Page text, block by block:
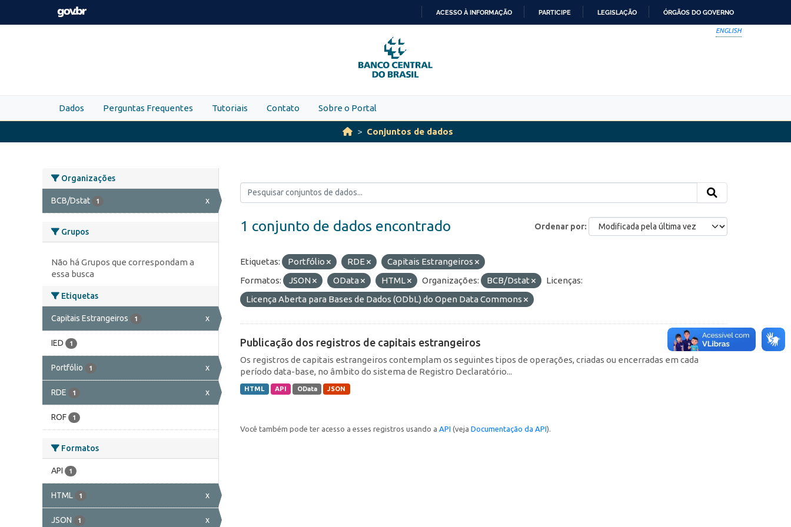
Skip to main content
PARA
O
CONTEÚDO
ACESSO À INFORMAÇÃO PARTICIPE LEGISLAÇÃO ÓRGÃOS DO GOVERNO
ENGLISH
Dados Perguntas Frequentes Tutoriais Contato Sobre o Portal
Conjuntos de dados
Organizações
BCB/Dstat 1 x
Grupos
Não há Grupos que correspondam a
essa busca
Etiquetas
Capitais Estrangeiros 1 x
IED 1
Portfólio 1 x
RDE 1 x
ROF 1
Formatos
API 1
HTML 1 x
JSON 1 x
Ordenar por
1 conjunto de dados encontrado
Etiquetas: Portfólio RDE
Capitais Estrangeiros
Formatos:
JSON OData HTML Organizações: BCB/Dstat
Licenças:
Licença Aberta para Bases de Dados (ODbL) do Open Data Commons
Publicação dos registros de capitais estrangeiros
Os registros de capitais estrangeiros contemplam os seguintes tipos de operações, criadas ou encerradas em cada
período data-base, no âmbito do sistema de Registro Declaratório...
HTML API OData JSON
Você também pode ter acesso a esses registros usando a API (veja Documentação da API).